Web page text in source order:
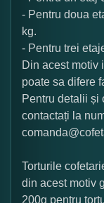
- Pentru doua
kg.
- Pentru trei
Din acest motiv
poate sa difere
Pentru detalii și
contactați la
Torturile
din acest motiv
200g pentru